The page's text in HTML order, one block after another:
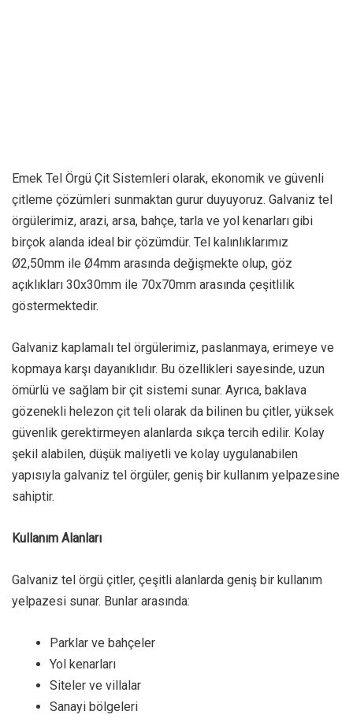
Emek Tel Örgü Çit Sistemleri olarak, ekonomik ve güvenli
çitleme çözümleri sunmaktan gurur duyuyoruz. Galvaniz tel
örgülerimiz, arazi, arsa, bahçe, tarla ve yol kenarları gibi
birçok alanda ideal bir çözümdür. Tel kalınlıklarımız
Ø2,50mm ile Ø4mm arasında değişmekte olup, göz
açıklıkları 30x30mm ile 70x70mm arasında çeşitlilik
göstermektedir.
Galvaniz kaplamalı tel örgülerimiz, paslanmaya, erimeye ve
kopmaya karşı dayanıklıdır. Bu özellikleri sayesinde, uzun
ömürlü ve sağlam bir çit sistemi sunar. Ayrıca, baklava
gözenekli helezon çit teli olarak da bilinen bu çitler, yüksek
güvenlik gerektirmeyen alanlarda sıkça tercih edilir. Kolay
şekil alabilen, düşük maliyetli ve kolay uygulanabilen
yapısıyla galvaniz tel örgüler, geniş bir kullanım yelpazesine
sahiptir.
Kullanım Alanları
Galvaniz tel örgü çitler, çeşitli alanlarda geniş bir kullanım
yelpazesi sunar. Bunlar arasında:
Parklar ve bahçeler
Yol kenarları
Siteler ve villalar
Sanayi bölgeleri